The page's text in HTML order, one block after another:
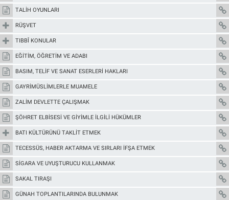
TALİH OYUNLARI
RÜŞVET
TIBBÎ KONULAR
EĞİTİM, ÖĞRETİM VE ADABI
BASIM, TELİF VE SANAT ESERLERİ HAKLARI
GAYRİMÜSLİMLERLE MUAMELE
ZALİM DEVLETTE ÇALIŞMAK
ŞÖHRET ELBİSESİ VE GİYİMLE İLGİLİ HÜKÜMLER
BATI KÜLTÜRÜNÜ TAKLİT ETMEK
TECESSÜS, HABER AKTARMA VE SIRLARI İFŞA ETMEK
SİGARA VE UYUŞTURUCU KULLANMAK
SAKAL TIRAŞI
GÜNAH TOPLANTILARINDA BULUNMAK